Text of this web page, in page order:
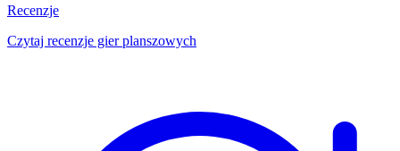
Recenzje
Czytaj recenzje gier planszowych